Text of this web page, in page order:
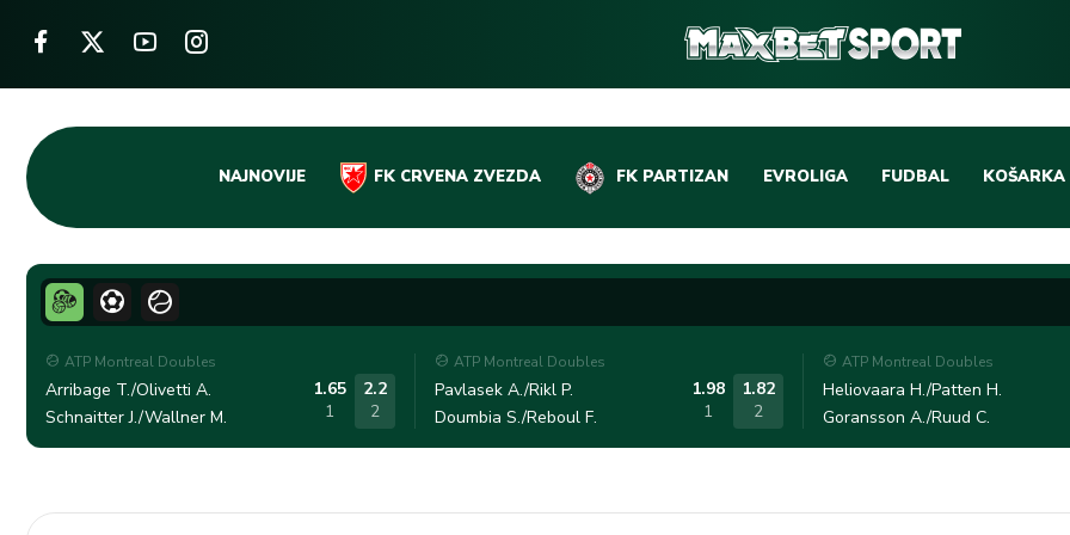
Skip
content
NAJNOVIJE FK CRVENA ZVEZDA FK PARTIZAN EVROLIGA FUDBAL
DOMAĆI FUDBAL
LIGE PETICE
OSTALE LIGE
KOŠARKA
EVROLIGA
ABA LIGA
ATP Montreal Doubles
Arribage T./Olivetti A.
Schnaitter J./Wallner M.
1.65
1
2.2
2
ATP Montreal Doubles
Pavlasek A./Rikl P.
Doumbia S./Reboul F.
1.98
1
1.82
2
ATP Montreal Doubles
Heliovaara H./Patten H.
Goransson A./Ruud C.